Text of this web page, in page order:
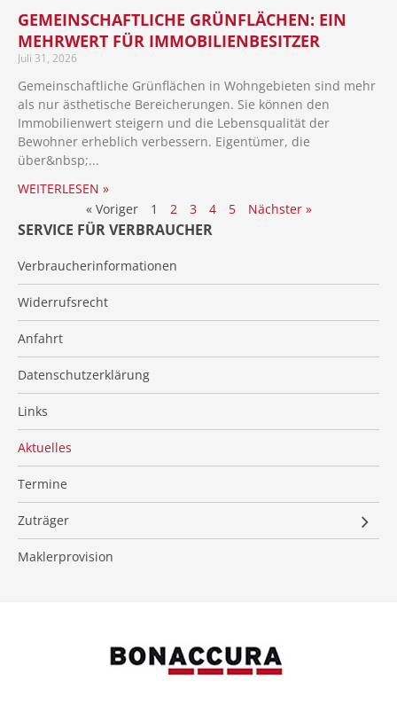
SERVICE FÜR VERBRAUCHER
Verbraucherinformationen
Widerrufsrecht
Anfahrt
Datenschutzerklärung
Links
Aktuelles
Termine
Zuträger
Immobiliensuche
Maklerprovision
GEMEINSCHAFTLICHE GRÜNFLÄCHEN: EIN
MEHRWERT FÜR IMMOBILIENBESITZER
Juli 31, 2026
Gemeinschaftliche Grünflächen in Wohngebieten sind mehr
als nur ästhetische Bereicherungen. Sie können den
Immobilienwert steigern und die Lebensqualität der
Bewohner erheblich verbessern. Eigentümer, die
über
WEITERLESEN »
« Voriger
1 2 3 4 5 Nächster »